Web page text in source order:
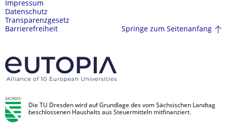
Impressum
Datenschutz
Transparenzgesetz
Barrierefreiheit
Springe zum Seitenanfang
Die TU Dresden wird auf Grundlage des vom Sächsischen Landtag
beschlossenen Haushalts aus Steuermitteln mitfinanziert.